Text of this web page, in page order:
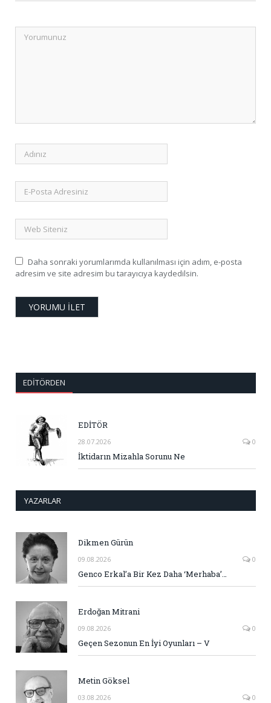
Daha sonraki yorumlarımda kullanılması için adım, e-posta
adresim ve site adresim bu tarayıcıya kaydedilsin.
EDITÖRDEN
EDİTÖR
28.07.2026 0
İktidarın Mizahla Sorunu Ne
YAZARLAR
Dikmen Gürün
09.08.2026 0
Genco Erkal’a Bir Kez Daha ‘Merhaba’…
Erdoğan Mitrani
09.08.2026 0
Geçen Sezonun En İyi Oyunları – V
Metin Göksel
03.08.2026 0